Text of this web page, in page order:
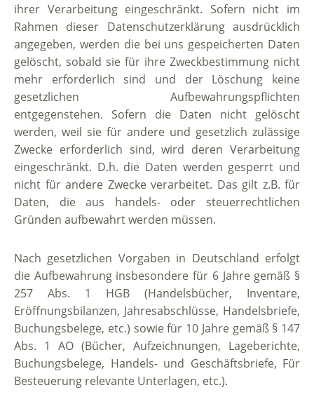
ihrer Verarbeitung eingeschränkt. Sofern nicht im
Rahmen dieser Datenschutzerklärung ausdrücklich
angegeben, werden die bei uns gespeicherten Daten
gelöscht, sobald sie für ihre Zweckbestimmung nicht
mehr erforderlich sind und der Löschung keine
gesetzlichen Aufbewahrungspflichten
entgegenstehen. Sofern die Daten nicht gelöscht
werden, weil sie für andere und gesetzlich zulässige
Zwecke erforderlich sind, wird deren Verarbeitung
eingeschränkt. D.h. die Daten werden gesperrt und
nicht für andere Zwecke verarbeitet. Das gilt z.B. für
Daten, die aus handels- oder steuerrechtlichen
Gründen aufbewahrt werden müssen.
Nach gesetzlichen Vorgaben in Deutschland erfolgt
die Aufbewahrung insbesondere für 6 Jahre gemäß §
257 Abs. 1 HGB (Handelsbücher, Inventare,
Eröffnungsbilanzen, Jahresabschlüsse, Handelsbriefe,
Buchungsbelege, etc.) sowie für 10 Jahre gemäß § 147
Abs. 1 AO (Bücher, Aufzeichnungen, Lageberichte,
Buchungsbelege, Handels- und Geschäftsbriefe, Für
Besteuerung relevante Unterlagen, etc.).